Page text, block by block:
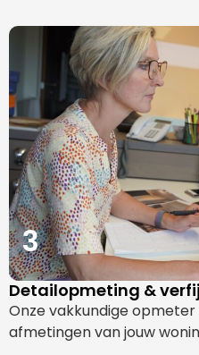
3
Detailopmeting &
Onze vakkundige
afmetingen van jouw